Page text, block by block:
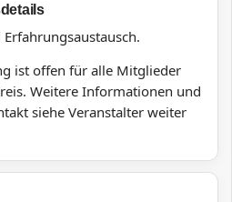
ist offen für alle Mitglieder
Weitere Informationen und
siehe Veranstalter weiter